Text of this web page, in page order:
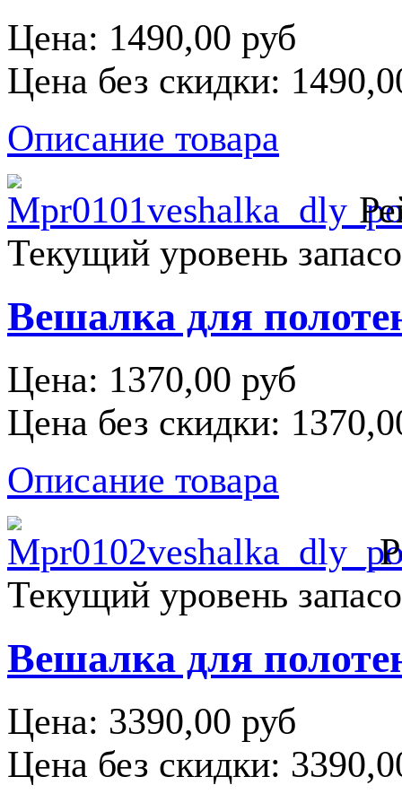
Цена: 1490,00 руб
Цена без скидки:
Описание товара
Текущий уровень
Вешалка для
Цена: 1370,00 руб
Цена без скидки:
Описание товара
Текущий уровень
Вешалка для
Цена: 3390,00 руб
Цена без скидки: